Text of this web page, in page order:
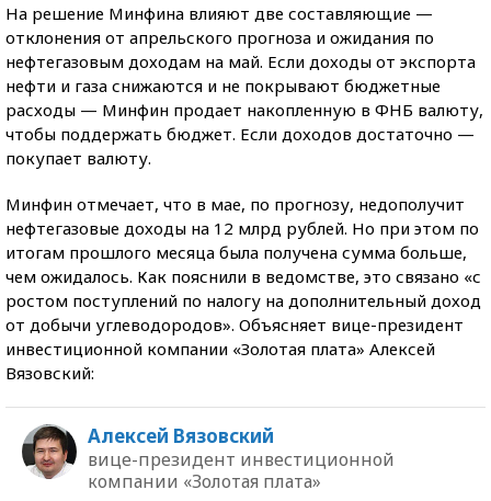
На решение Минфина влияют две составляющие —
отклонения от апрельского прогноза и ожидания по
нефтегазовым доходам на май. Если доходы от экспорта
нефти и газа снижаются и не покрывают бюджетные
расходы — Минфин продает накопленную в ФНБ валюту,
чтобы поддержать бюджет. Если доходов достаточно —
покупает валюту.
Минфин отмечает, что в мае, по прогнозу, недополучит
нефтегазовые доходы на 12 млрд рублей. Но при этом по
итогам прошлого месяца была получена сумма больше,
чем ожидалось. Как пояснили в ведомстве, это связано «с
ростом поступлений по налогу на дополнительный доход
от добычи углеводородов». Объясняет вице-президент
инвестиционной компании «Золотая плата» Алексей
Вязовский:
Алексей Вязовский
вице-президент инвестиционной
компании «Золотая плата»